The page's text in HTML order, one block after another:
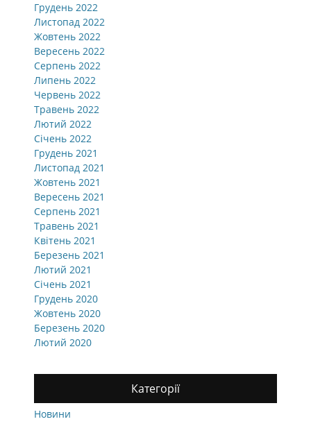
Грудень 2022
Листопад 2022
Жовтень 2022
Вересень 2022
Серпень 2022
Липень 2022
Червень 2022
Травень 2022
Лютий 2022
Січень 2022
Грудень 2021
Листопад 2021
Жовтень 2021
Вересень 2021
Серпень 2021
Травень 2021
Квітень 2021
Березень 2021
Лютий 2021
Січень 2021
Грудень 2020
Жовтень 2020
Березень 2020
Лютий 2020
Категорії
Новини